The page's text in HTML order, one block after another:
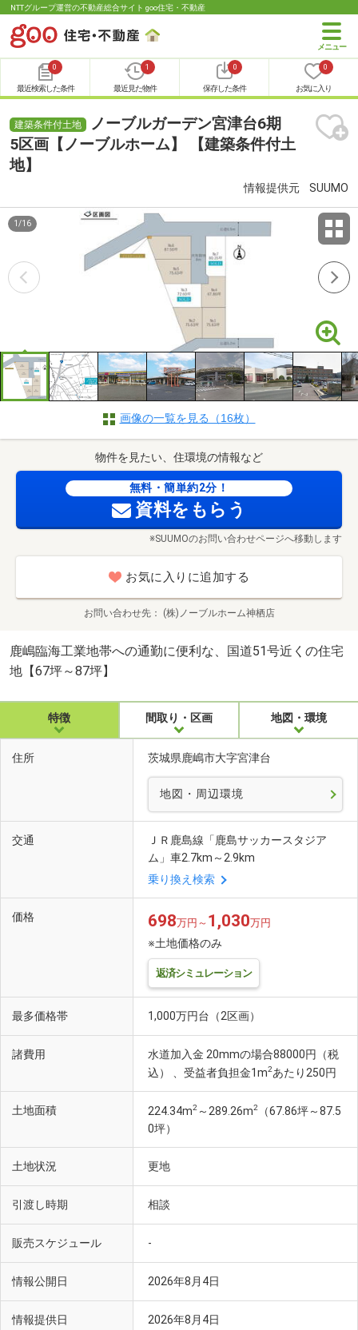
NTTグループ運営の不動産総合サイト goo住宅・不動産
0
最近検索した条件
1
最近見た物件
0
保存した条件
0
お気に入り
建築条件付土地
ノーブルガーデン宮津台6期
5区画【ノーブルホーム】 【建築条件付土
地】
情報提供元 SUUMO
1 /16
画像の一覧を見る（16枚）
物件を見たい、住環境の情報など
無料・簡単約2分！
資料をもらう
※SUUMOのお問い合わせページへ移動します
お気に入りに追加する
お問い合わせ先 (株)ノーブルホーム神栖店
鹿嶋臨海工業地帯への通勤に便利な、国道51号近くの住宅
地【67坪～87坪】
特徴 間取り・区画 地図・環境
住所 茨城県鹿嶋市大字宮津台
地図・周辺環境
交通
ＪＲ鹿島線「鹿島サッカースタジア
ム」車2.7km～2.9km
乗り換え検索
価格 698万円～ 1,030万円
※土地価格のみ
返済シミュレーション
最多価格帯 1,000万円台（2区画）
諸費用
水道加入金 20mmの場合88000円（税
込） 、受益者負担金1m2あたり250円
土地面積 224.34m2 ～289.26m2
（67.86坪～87.5
0坪）
土地状況 更地
引渡し時期 相談
販売スケジュール -
情報公開日 2026年8月4日
情報提供日 2026年8月4日